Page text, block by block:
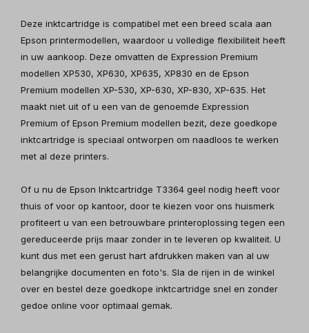
Deze inktcartridge is compatibel met een breed scala aan
Epson printermodellen, waardoor u volledige flexibiliteit heeft
in uw aankoop. Deze omvatten de Expression Premium
modellen XP530, XP630, XP635, XP830 en de Epson
Premium modellen XP-530, XP-630, XP-830, XP-635. Het
maakt niet uit of u een van de genoemde Expression
Premium of Epson Premium modellen bezit, deze goedkope
inktcartridge is speciaal ontworpen om naadloos te werken
met al deze printers.
Of u nu de Epson Inktcartridge T3364 geel nodig heeft voor
thuis of voor op kantoor, door te kiezen voor ons huismerk
profiteert u van een betrouwbare printeroplossing tegen een
gereduceerde prijs maar zonder in te leveren op kwaliteit. U
kunt dus met een gerust hart afdrukken maken van al uw
belangrijke documenten en foto's. Sla de rijen in de winkel
over en bestel deze goedkope inktcartridge snel en zonder
gedoe online voor optimaal gemak.